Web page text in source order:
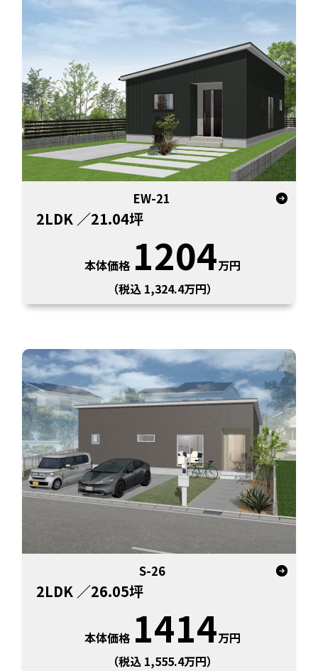
EW-21
2LDK ／21.04坪
本体価格 1204万円
（税込 1,324.4万円）
S-26
2LDK ／26.05坪
本体価格 1414万円
（税込 1,555.4万円）